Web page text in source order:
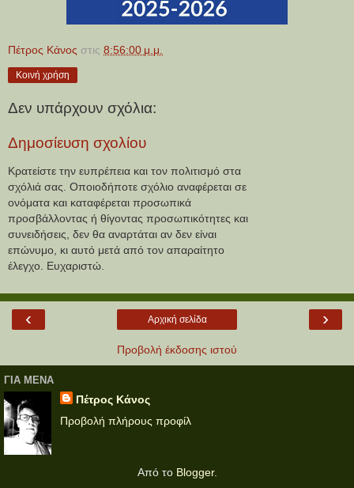
Πέτρος Κάνος στις 8:56:00 μ.μ.
Κοινή χρήση
Δεν υπάρχουν σχόλια:
Δημοσίευση σχολίου
Κρατείστε την ευπρέπεια και τον πολιτισμό στα
σχόλιά σας. Οποιοδήποτε σχόλιο αναφέρεται σε
ονόματα και καταφέρεται προσωπικά
προσβάλλοντας ή θίγοντας προσωπικότητες και
συνειδήσεις, δεν θα αναρτάται αν δεν είναι
επώνυμο, κι αυτό μετά από τον απαραίτητο
έλεγχο. Ευχαριστώ.
‹ ›
Αρχική σελίδα
Προβολή έκδοσης ιστού
ΓΙΑ ΜΕΝΑ
Πέτρος Κάνος
Προβολή πλήρους προφίλ
Από το Blogger.